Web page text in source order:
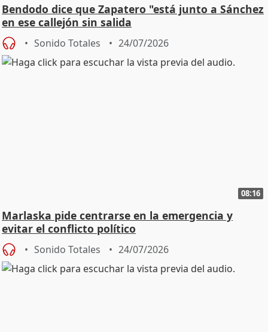
Bendodo dice que Zapatero "está junto a Sánchez
en ese callejón sin salida
Sonido Totales 24/07/2026
08:16
Marlaska pide centrarse en la emergencia y
evitar el conflicto político
Sonido Totales 24/07/2026